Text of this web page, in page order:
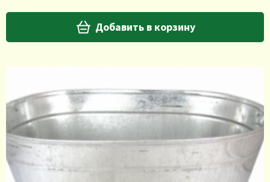
Добавить в корзину